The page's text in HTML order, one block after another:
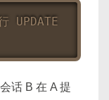
UPDATE
会话 B 在 A 提